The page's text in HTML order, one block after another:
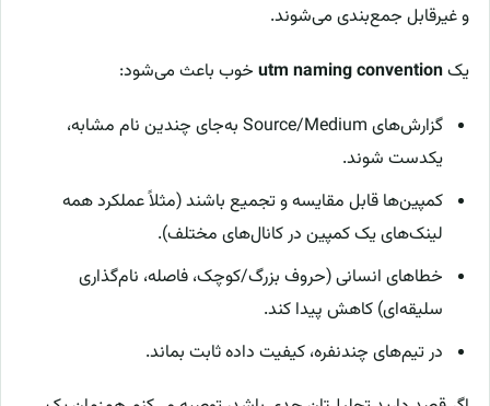
و غیرقابل جمع‌بندی می‌شوند.
یکutm naming convention خوب باعث می‌شود:
گزارش‌های Source/Medium به‌جای چندین نام مشابه،
یکدست شوند.
کمپین‌ها قابل مقایسه و تجمیع باشند (مثلاً عملکرد همه
لینک‌های یک کمپین در کانال‌های مختلف).
خطاهای انسانی (حروف بزرگ/کوچک، فاصله، نام‌گذاری
سلیقه‌ای) کاهش پیدا کند.
در تیم‌های چندنفره، کیفیت داده ثابت بماند.